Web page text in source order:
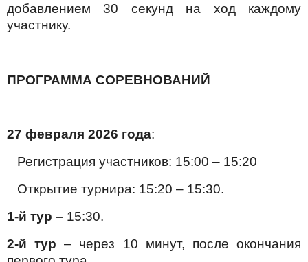
добавлением 30 секунд на ход каждому
участнику.
ПРОГРАММА СОРЕВНОВАНИЙ
27 февраля 2026 года:
Регистрация участников: 15:00 – 15:20
Открытие турнира: 15:20 – 15:30.
1-й тур – 15:30.
2-й тур – через 10 минут, после окончания